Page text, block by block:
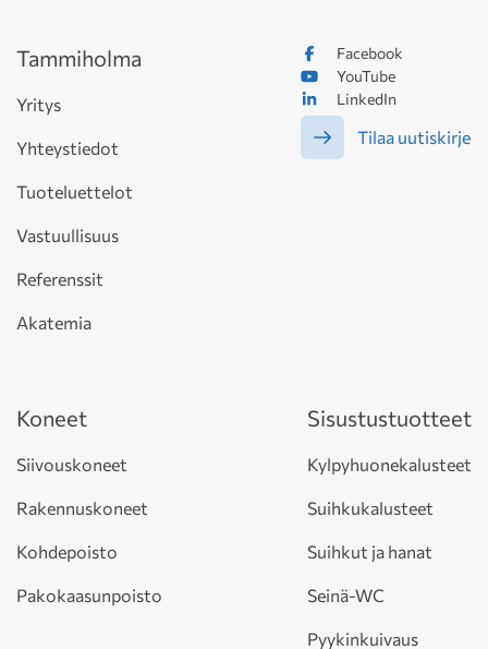
Facebook
YouTube
LinkedIn
Tilaa uutiskirje
Tammiholma
Yritys
Yhteystiedot
Tuoteluettelot
Vastuullisuus
Referenssit
Akatemia
Koneet
Siivouskoneet
Rakennuskoneet
Kohdepoisto
Pakokaasunpoisto
Sisustustuotteet
Kylpyhuonekalusteet
Suihkukalusteet
Suihkut ja hanat
Seinä-WC
Pyykinkuivaus